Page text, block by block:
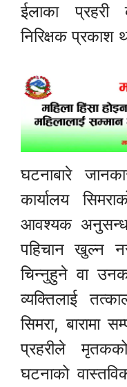
ईलाका प्रहरी
निरिक्षक प्रकाश
घटनाबारे
कार्यालय
आवश्यक
पहिचान खुल्न
चिन्नुहुने वा
व्यक्तिलाई
सिमरा, बारामा
प्रहरीले
घटनाको